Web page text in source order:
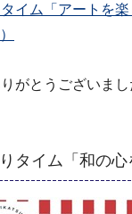
イム「アートを
がとうございまし
タイム「和の心